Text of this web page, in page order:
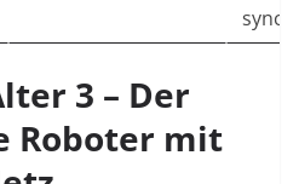
3 – Der
Roboter mit